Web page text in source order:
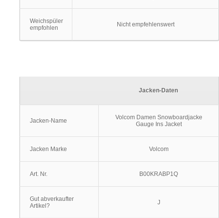
Weichspüler
empfohlen
Nicht empfehlenswert
Jacken-Daten
Jacken-Name
Volcom Damen Snowboardjacke
Gauge Ins Jacket
Jacken Marke Volcom
Art. Nr. B00KRABP1Q
Gut abverkaufter
Artikel?
J